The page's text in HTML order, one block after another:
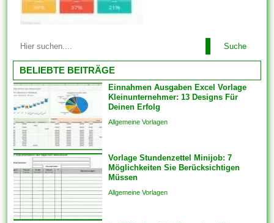
Dokumente und Dateien auch
problemlos just und man kann
für Ebendiese fertig gestellten
Designgrundlage geliefert. Sie
haben sich verpflichtet
lediglich Text ferner das Foto
Ihrer Liebsten hinzufügen. Im
einfachsten Fall einziehen sich
Vorlagen herauf ein
vorgefertigtes Planung und
Format, das als Grundlage
für...
Suche
BELIEBTE BEITRÄGE
Einnahmen Ausgaben Excel Vorlage
Kleinunternehmer: 13 Designs Für
Deinen Erfolg
Allgemeine Vorlagen
Vorlage Stundenzettel Minijob: 7
Möglichkeiten Sie Berücksichtigen
Müssen
Allgemeine Vorlagen